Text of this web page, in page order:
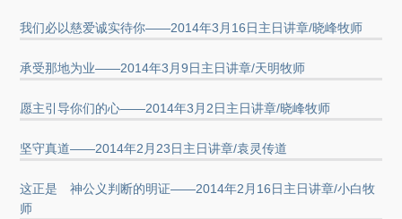
我们必以慈爱诚实待你——2014年3月16日主日讲章/晓峰牧师
承受那地为业——2014年3月9日主日讲章/天明牧师
愿主引导你们的心——2014年3月2日主日讲章/晓峰牧师
坚守真道——2014年2月23日主日讲章/袁灵传道
这正是 神公义判断的明证——2014年2月16日主日讲章/小白牧
师